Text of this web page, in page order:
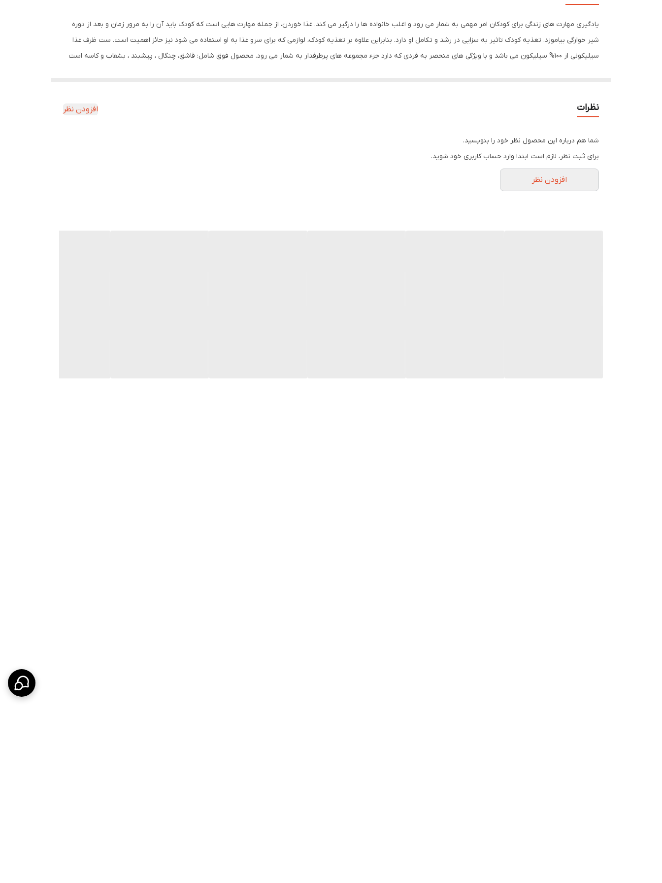
رده سنی 0-6
یادگیری مهارت های زندگی برای کودکان امر مهمی به شمار می رود و اغلب خانواده ها را درگیر می کند. غذا خوردن، از جمله مهارت هایی است که کودک باید آن را به مرور زمان و بعد از دوره
شیر خوارگی بیاموزد. تغذیه کودک تاثیر به سزایی در رشد و تکامل او دارد. بنابراین علاوه بر تغذیه کودک، لوازمی که برای سرو غذا به او استفاده می شود نیز حائز اهمیت است. ست ظرف غذا
سیلیکونی از 100% سیلیکون می باشد و با ویژگی های منحصر به فردی که دارد جزء مجموعه های پرطرفدار به شمار می رود. محصول فوق شامل: قاشق، چنگال ، پیشبند ، بشقاب و کاسه است
بدنه نرم و وزن سبکی که دارد به راحتی در دستان کودکتان قرار می گیرد. شما می توانید برای گرم کردن غذای کوچولویتان ظرف را مستقیما در مایکرویو تا دمای 200 درجه قرار دهید. این ست
غذاخوری کودک فاقد BPA ،PVC و فتالات می باشد و به راحتی با مایع استریل قابل شستشو است.
نظرات افزودن نظر
شما هم درباره این محصول نظر خود را بنویسید.
برای ثبت نظر، لازم است ابتدا وارد حساب کاربری خود شوید.
افزودن نظر